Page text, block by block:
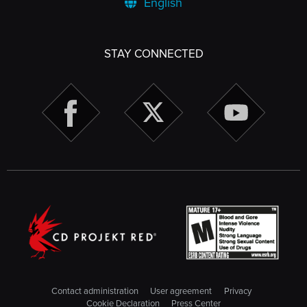
English
STAY CONNECTED
Contact administration User agreement
Privacy
Cookie Declaration
Press Center